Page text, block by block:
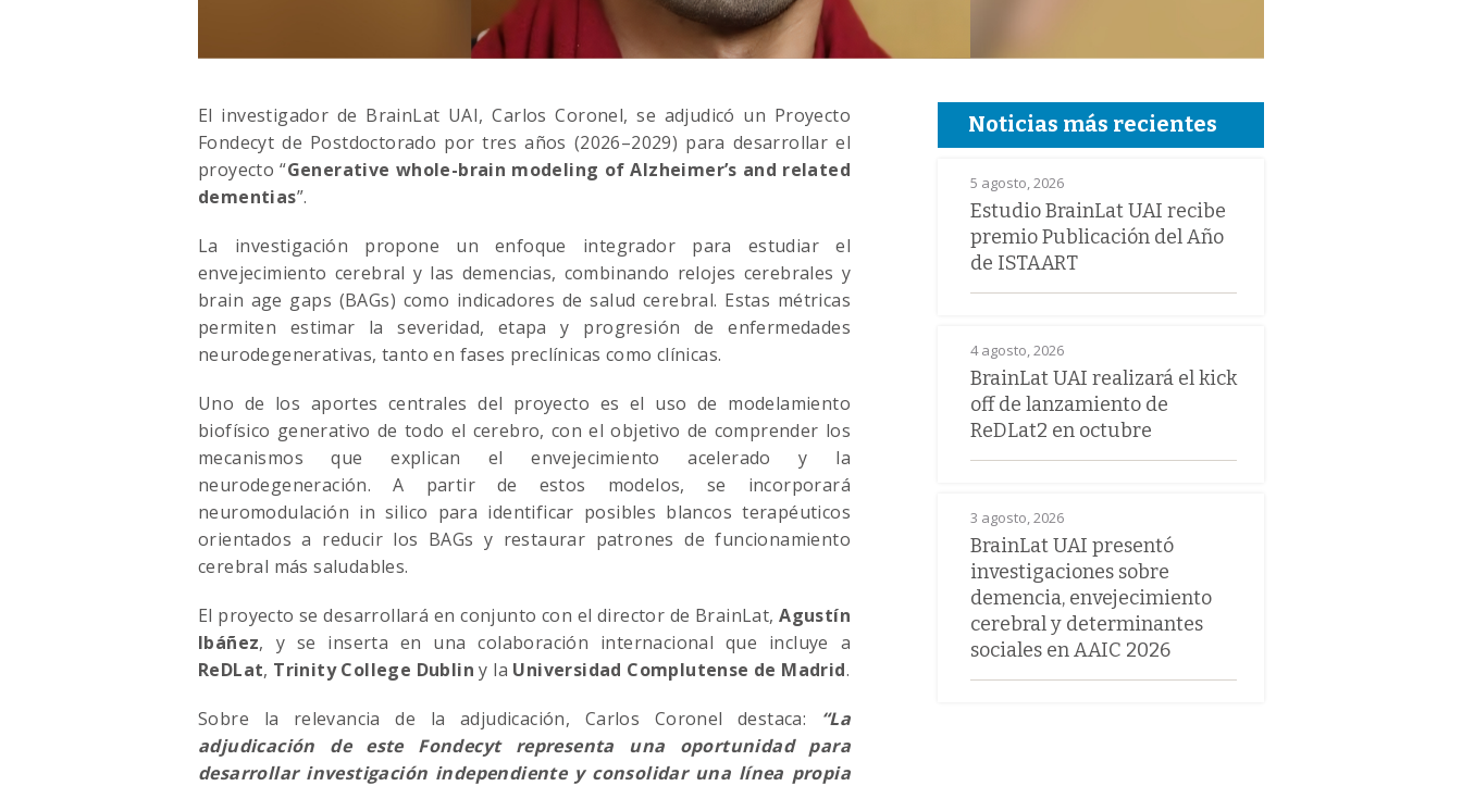
El investigador de BrainLat UAI, Carlos Coronel, se adjudicó un Proyecto
Fondecyt de Postdoctorado por tres años (2026–2029) para desarrollar el
proyecto “Generative whole-brain modeling of Alzheimer’s and related
dementias”.
La investigación propone un enfoque integrador para estudiar el
envejecimiento cerebral y las demencias, combinando relojes cerebrales y
brain age gaps (BAGs) como indicadores de salud cerebral. Estas métricas
permiten estimar la severidad, etapa y progresión de enfermedades
neurodegenerativas, tanto en fases preclínicas como clínicas.
Uno de los aportes centrales del proyecto es el uso de modelamiento
biofísico generativo de todo el cerebro, con el objetivo de comprender los
mecanismos que explican el envejecimiento acelerado y la
neurodegeneración. A partir de estos modelos, se incorporará
neuromodulación in silico para identificar posibles blancos terapéuticos
orientados a reducir los BAGs y restaurar patrones de funcionamiento
cerebral más saludables.
El proyecto se desarrollará en conjunto con el director de BrainLat,Agustín
Ibáñez, y se inserta en una colaboración internacional que incluye a
ReDLat, Trinity College Dublin y la Universidad Complutense de Madrid.
Sobre la relevancia de la adjudicación, Carlos Coronel destaca:
“La
adjudicación de este Fondecyt representa una oportunidad para
desarrollar investigación independiente y consolidar una línea propia
Noticias más recientes
5 agosto, 2026
Estudio BrainLat UAI recibe
premio Publicación del Año
de ISTAART
4 agosto, 2026
BrainLat UAI realizará el kick
off de lanzamiento de
ReDLat2 en octubre
3 agosto, 2026
BrainLat UAI presentó
investigaciones sobre
demencia, envejecimiento
cerebral y determinantes
sociales en AAIC 2026